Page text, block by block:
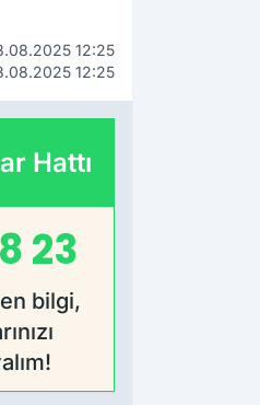
12:25
12:25
Hattı
23
bilgi,